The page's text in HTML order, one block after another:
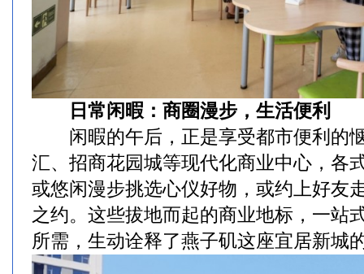
日常闲暇：商圈漫步，生活便利
闲暇的午后，正是享受都市便利的
汇、招商花园城等现代化商业中心，各
或悠闲漫步挑选心仪好物，或约上好友
之约。这些拔地而起的商业地标，一站
所需，生动诠释了燕子矶这座宜居新城